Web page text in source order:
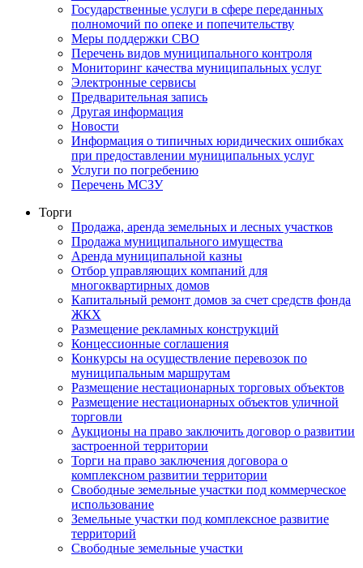
Государственные услуги в сфере переданных
полномочий по опеке и попечительству
Меры поддержки СВО
Перечень видов муниципального контроля
Мониторинг качества муниципальных услуг
Электронные сервисы
Предварительная запись
Другая информация
Новости
Информация о типичных юридических ошибках
при предоставлении муниципальных услуг
Услуги по погребению
Перечень МСЗУ
Торги
Продажа, аренда земельных и лесных участков
Продажа муниципального имущества
Аренда муниципальной казны
Отбор управляющих компаний для
многоквартирных домов
Капитальный ремонт домов за счет средств фонда
ЖКХ
Размещение рекламных конструкций
Концессионные соглашения
Конкурсы на осуществление перевозок по
муниципальным маршрутам
Размещение нестационарных торговых объектов
Размещение нестационарных объектов уличной
торговли
Аукционы на право заключить договор о развитии
застроенной территории
Торги на право заключения договора о
комплексном развитии территории
Свободные земельные участки под коммерческое
использование
Земельные участки под комплексное развитие
территорий
Свободные земельные участки